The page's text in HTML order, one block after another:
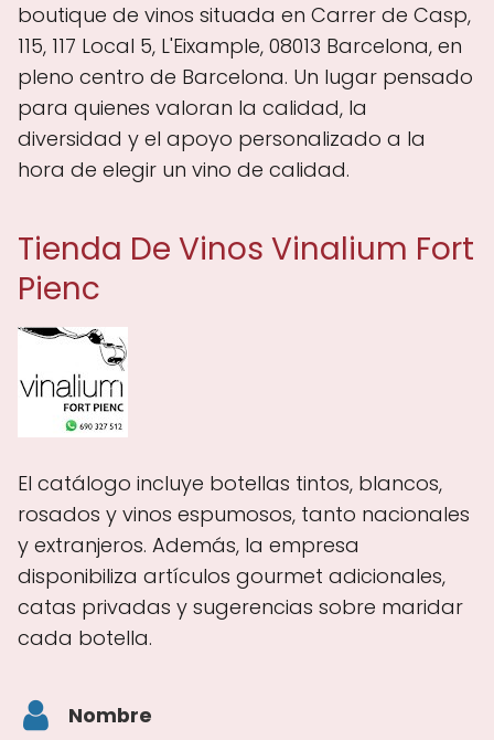
boutique de vinos situada en Carrer de Casp,
115, 117 Local 5, L'Eixample, 08013 Barcelona, en
pleno centro de Barcelona. Un lugar pensado
para quienes valoran la calidad, la
diversidad y el apoyo personalizado a la
hora de elegir un vino de calidad.
Tienda De Vinos Vinalium Fort
Pienc
El catálogo incluye botellas tintos, blancos,
rosados y vinos espumosos, tanto nacionales
y extranjeros. Además, la empresa
disponibiliza artículos gourmet adicionales,
catas privadas y sugerencias sobre maridar
cada botella.
Nombre